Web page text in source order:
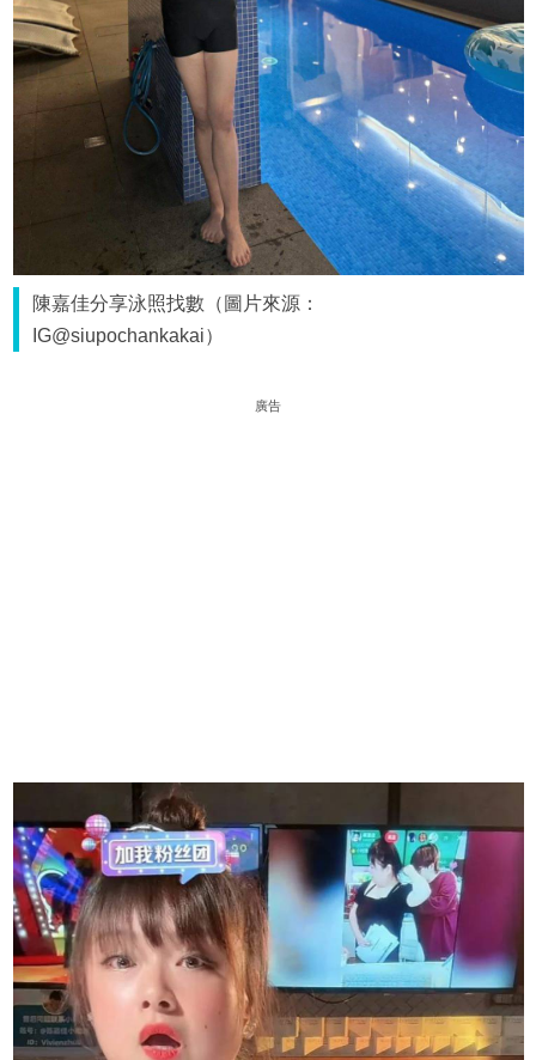
陳嘉佳分享泳照找數（圖片來源：
IG@siupochankakai）
廣告